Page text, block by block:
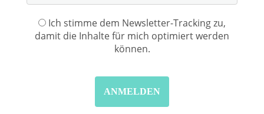
Ich stimme dem Newsletter-Tracking zu,
damit die Inhalte für mich optimiert werden
können.